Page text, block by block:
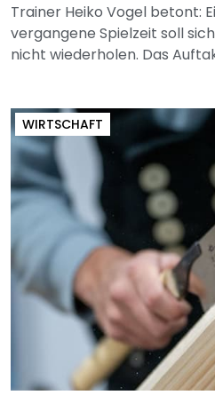
Trainer Heiko Vogel betont:
vergangene Spielzeit soll
nicht wiederholen. Das
WIRTSCHAFT